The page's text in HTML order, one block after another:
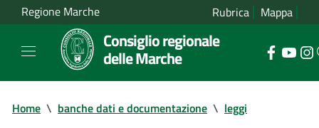
Regione Marche Rubrica Mappa
Consiglio regionale
delle Marche
Home \ banche dati e documentazione \ leggi